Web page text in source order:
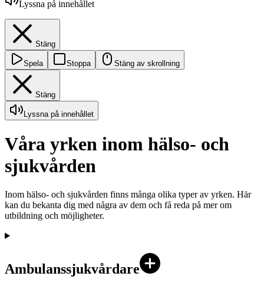
Lyssna på innehållet
Stäng
Spela Stoppa Stäng av skrollning
Stäng
Lyssna på innehållet
Våra yrken inom hälso- och
sjukvården
Inom hälso- och sjukvården finns många olika typer av yrken. Här
kan du bekanta dig med några av dem och få reda på mer om
utbildning och möjligheter.
Ambulanssjukvårdare